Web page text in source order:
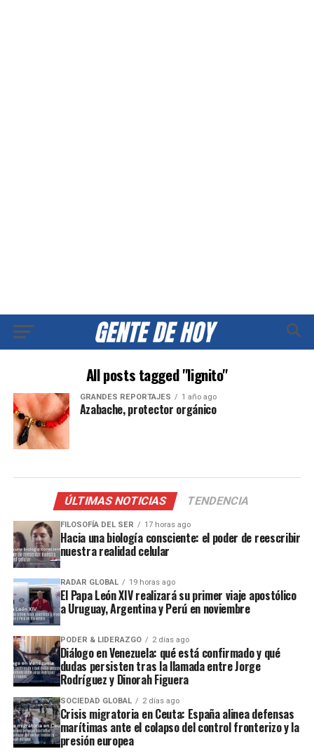
All posts tagged "lignito"
GRANDES REPORTAJES 1 año ago
Azabache, protector orgánico
ÚLTIMAS NOTICIAS TENDENCIA
FILOSOFÍA DEL SER 17 horas ago
Hacia una biología consciente: el poder de reescribir
nuestra realidad celular
RADAR GLOBAL 19 horas ago
El Papa León XIV realizará su primer viaje apostólico
a Uruguay, Argentina y Perú en noviembre
PODER & LIDERAZGO 2 días ago
Diálogo en Venezuela: qué está confirmado y qué
dudas persisten tras la llamada entre Jorge
Rodríguez y Dinorah Figuera
SOCIEDAD GLOBAL 2 días ago
Crisis migratoria en Ceuta: España alinea defensas
marítimas ante el colapso del control fronterizo y la
presión europea